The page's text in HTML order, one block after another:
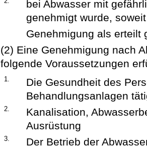
bei Abwasser mit
genehmigt wurde,
Genehmigung als erteilt
(2) Eine Genehmigung nach
folgende Voraussetzungen
1.
Die Gesundheit des
Behandlungsanlagen
2.
Kanalisation,
Ausrüstung
3. Der Betrieb der